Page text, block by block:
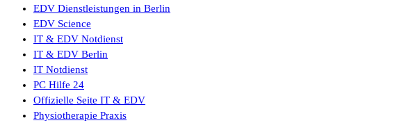
EDV Dienstleistungen in Berlin
EDV Science
IT & EDV Notdienst
IT & EDV Berlin
IT Notdienst
PC Hilfe 24
Offizielle Seite IT & EDV
Physiotherapie Praxis